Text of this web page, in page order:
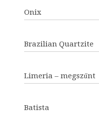
Onix
Brazilian Quartzite
Limeria – megszűnt
Batista